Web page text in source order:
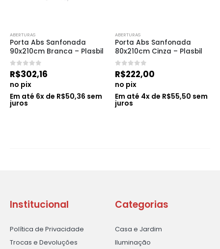
ABERTURAS
Porta Abs Sanfonada
90x210cm Branca – Plasbil
0de 5
R$302,16
no pix
Em até 6x de R$50,36 sem
juros
ABERTURAS
Porta Abs Sanfonada
80x210cm Cinza – Plasbil
0de 5
R$222,00
no pix
Em até 4x de R$55,50 sem
juros
Institucional
Política de Privacidade
Trocas e Devoluções
Categorias
Casa e Jardim
Iluminação